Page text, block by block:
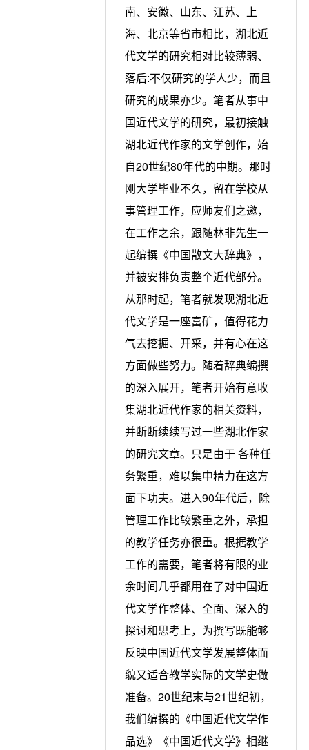
南、安徽、山东、江苏、上
海、北京等省市相比，湖北近
代文学的研究相对比较薄弱、
落后:不仅研究的学人少，而且
研究的成果亦少。笔者从事中
国近代文学的研究，最初接触
湖北近代作家的文学创作，始
自20世纪80年代的中期。那时
刚大学毕业不久，留在学校从
事管理工作，应师友们之邀，
在工作之余，跟随林非先生一
起编撰《中国散文大辞典》，
并被安排负责整个近代部分。
从那时起，笔者就发现湖北近
代文学是一座富矿，值得花力
气去挖掘、开采，并有心在这
方面做些努力。随着辞典编撰
的深入展开，笔者开始有意收
集湖北近代作家的相关资料，
并断断续续写过一些湖北作家
的研究文章。只是由于 各种任
务繁重，难以集中精力在这方
面下功夫。进入90年代后，除
管理工作比较繁重之外，承担
的教学任务亦很重。根据教学
工作的需要，笔者将有限的业
余时间几乎都用在了对中国近
代文学作整体、全面、深入的
探讨和思考上，为撰写既能够
反映中国近代文学发展整体面
貌又适合教学实际的文学史做
准备。20世纪末与21世纪初，
我们编撰的《中国近代文学作
品选》《中国近代文学》相继